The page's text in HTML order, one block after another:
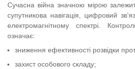
Сучасна війна значною мірою
супутникова навігація, цифровий
електромагнітному спектрі.
означає:
зниження ефективності розвідки
захист особового складу;